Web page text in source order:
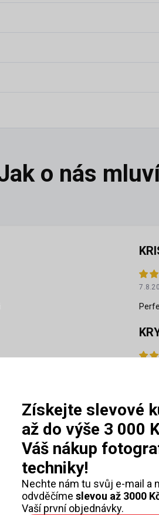
Zobrazit další
Získejte slevové
až do výše 3 000
Váš nákup
techniky!
Nechte nám tu svůj e-mail a
odvděčíme slevou až 3000
Vaší první objednávky.